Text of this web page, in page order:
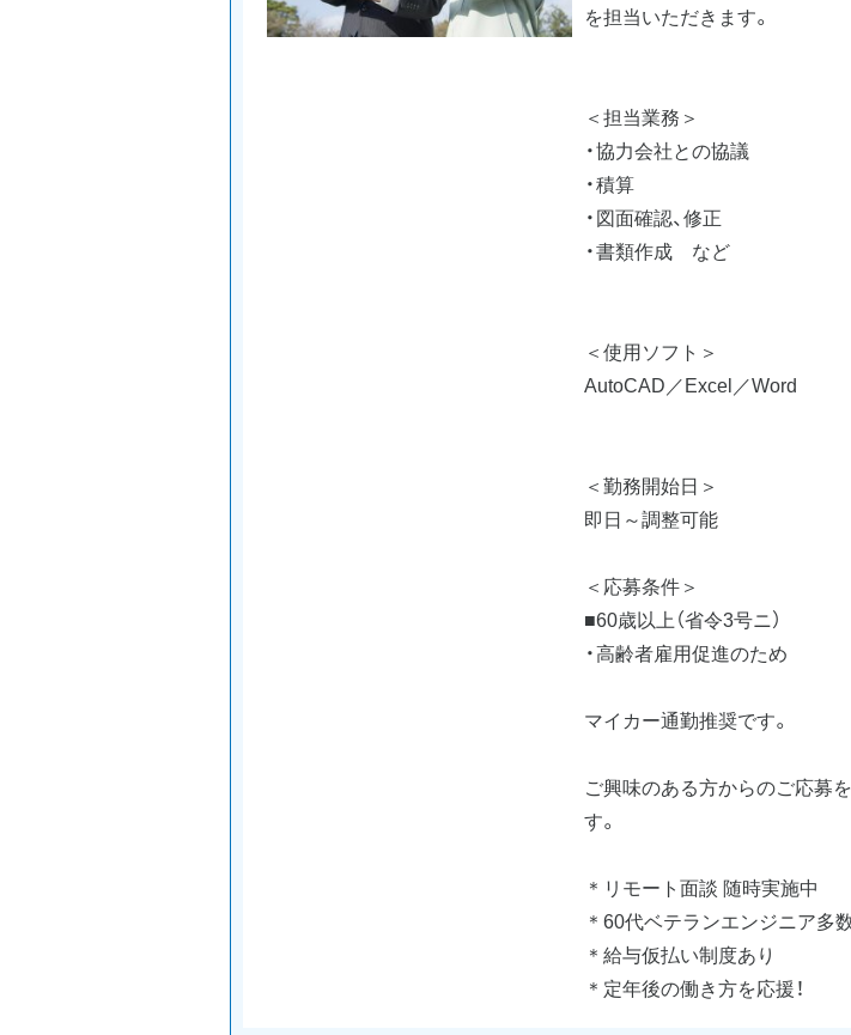
を担当いただきます。
＜担当業務＞
・協力会社との協議
・積算
・図面確認、修正
・書類作成 など
＜使用ソフト＞
AutoCAD／Excel／Word
＜勤務開始日＞
即日～調整可能
＜応募条件＞
■60歳以上（省令3号ニ）
・高齢者雇用促進のため
マイカー通勤推奨です。
ご興味のある方からのご応募
す。
＊リモート面談 随時実施中
＊60代ベテランエンジニア多
＊給与仮払い制度あり
＊定年後の働き方を応援！